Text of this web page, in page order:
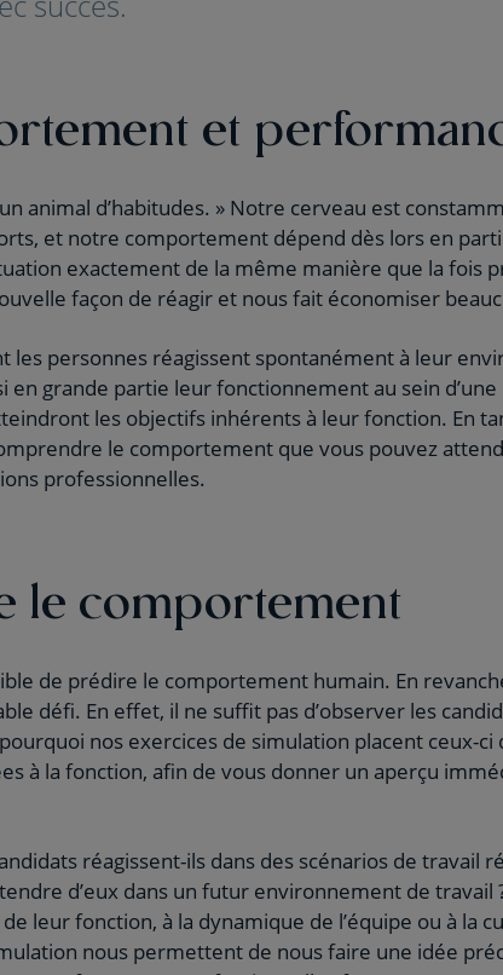
et
animal d’habitudes. » Notre cerveau est
et notre comportement dépend dès lors en
exactement de la même manière que la fois
façon de réagir et nous fait économiser
les personnes réagissent spontanément à leur
en grande partie leur fonctionnement au sein
les objectifs inhérents à leur fonction. En
le comportement que vous pouvez
professionnelles.
le comportement
de prédire le comportement humain. En
défi. En effet, il ne suffit pas d’observer les
nos exercices de simulation placent ceux-
à la fonction, afin de vous donner un aperçu
réagissent-ils dans des scénarios de travail
d’eux dans un futur environnement de travail
leur fonction, à la dynamique de l’équipe ou à la
nous permettent de nous faire une idée